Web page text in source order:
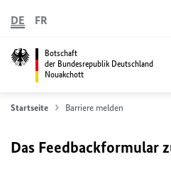
Botschaft
der Bundesrepublik Deutschland
Nouakchott
DE FR
Startseite Barriere melden
Das Feedbackformular